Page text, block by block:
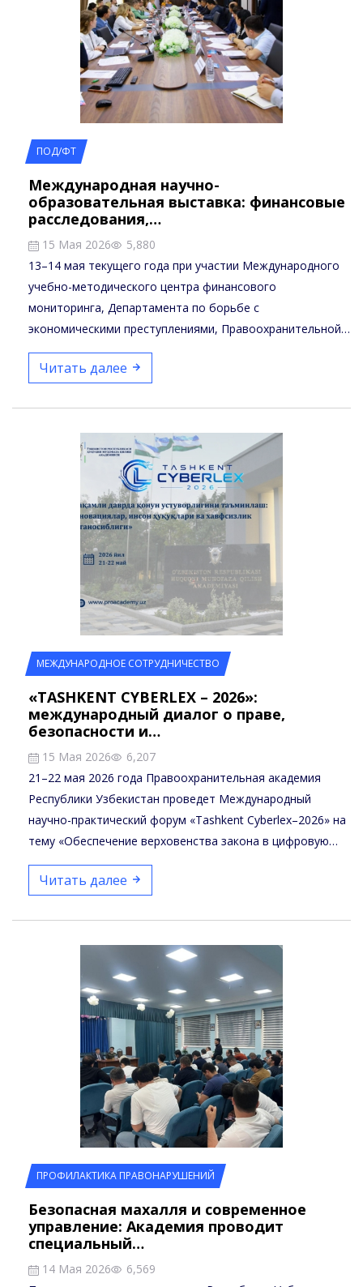
ПОД/ФТ
Международная научно-
образовательная выставка: финансовые
расследования,…
15 Мая 2026
5,880
13–14 мая текущего года при участии Международного
учебно-методического центра финансового
мониторинга, Департамента по борьбе с
экономическими преступлениями, Правоохранительной
академии Республики…
Читать далее
МЕЖДУНАРОДНОЕ СОТРУДНИЧЕСТВО
«TASHKENT CYBERLEX – 2026»:
международный диалог о праве,
безопасности и…
15 Мая 2026
6,207
21–22 мая 2026 года Правоохранительная академия
Республики Узбекистан проведет Международный
научно-практический форум «Tashkent Cyberlex–2026» на
тему «Обеспечение верховенства закона в цифровую…
Читать далее
ПРОФИЛАКТИКА ПРАВОНАРУШЕНИЙ
Безопасная махалля и современное
управление: Академия проводит
специальный…
14 Мая 2026
6,569